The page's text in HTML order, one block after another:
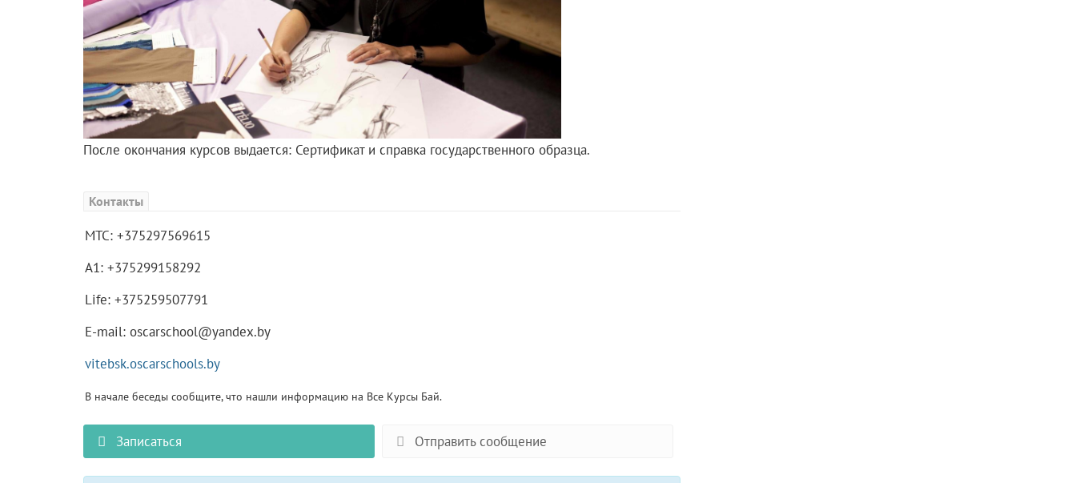
После окончания курсов выдается: Сертификат и справка государственного образца.
Контакты
МТС: +375297569615
А1: +375299158292
Life: +375259507791
E-mail: oscarschool@yandex.by
vitebsk.oscarschools.by
В начале беседы сообщите, что нашли информацию на Все Курсы Бай.
Записаться Отправить сообщение